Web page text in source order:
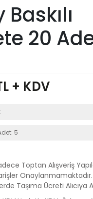
Baskılı
20
+ KDV
5
Toptan Alışveriş
Onaylanmamaktadır.
Taşıma Ücreti Alıcıya